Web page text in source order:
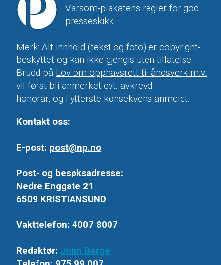
Varsom-plakatens regler for god
presseskikk.
Merk: Alt innhold (tekst og foto) er copyright-
beskyttet og kan ikke gjengis uten tillatelse.
Brudd på Lov om opphavsrett til åndsverk m.v.
vil først bli anmerket evt. avkrevd
honorar, og i ytterste konsekvens anmeldt.
Kontakt oss:
E-post: post@np.no
Post- og besøksadresse:
Nedre Enggate 21
6509 KRISTIANSUND
Vakttelefon: 4007 8007
Redaktør: John Berge